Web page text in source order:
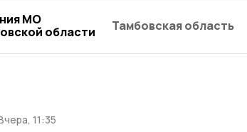
МО
области
Тамбовская область
11:35